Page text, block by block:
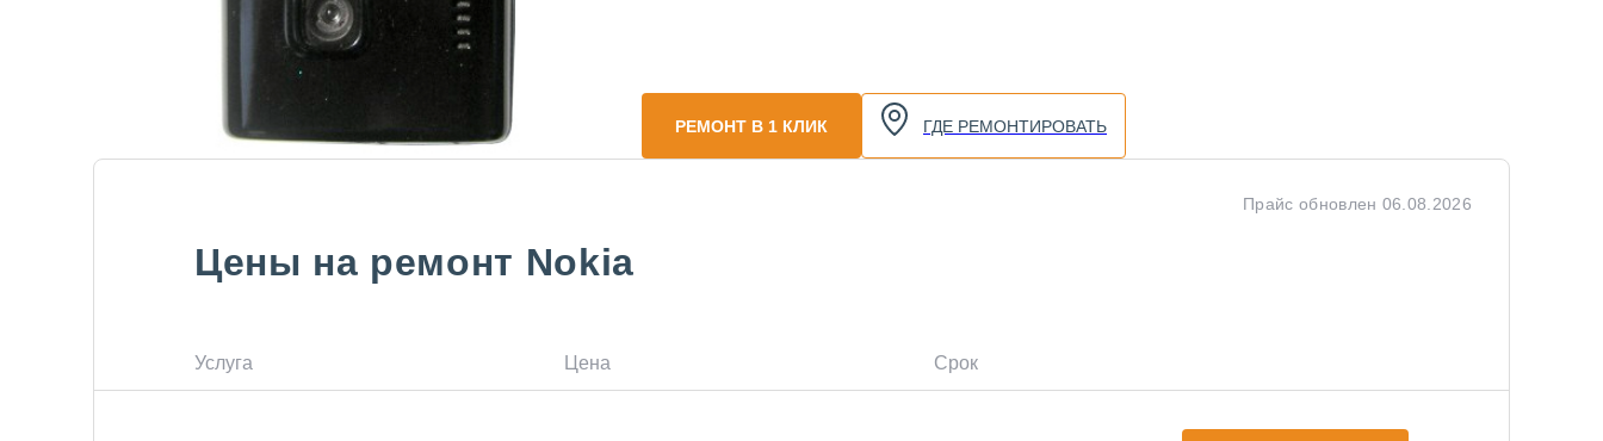
РЕМОНТ В 1 КЛИК ГДЕ РЕМОНТИРОВАТЬ
Цены на ремонт Nokia
Прайс обновлен 06.08.2026
Услуга Цена Срок